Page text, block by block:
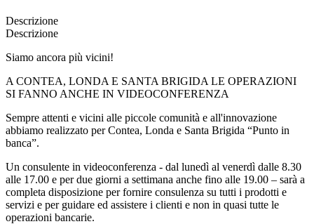
Descrizione
Descrizione
Siamo ancora più vicini!
A CONTEA, LONDA E SANTA BRIGIDA LE OPERAZIONI
SI FANNO ANCHE IN VIDEOCONFERENZA
Sempre attenti e vicini alle piccole comunità e all'innovazione
abbiamo realizzato per Contea, Londa e Santa Brigida “Punto in
banca”.
Un consulente in videoconferenza - dal lunedì al venerdì dalle 8.30
alle 17.00 e per due giorni a settimana anche fino alle 19.00 – sarà a
completa disposizione per fornire consulenza su tutti i prodotti e
servizi e per guidare ed assistere i clienti e non in quasi tutte le
operazioni bancarie.